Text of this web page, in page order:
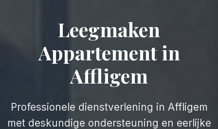
Leegmaken
Appartement in
Affligem
Professionele dienstverlening in Affligem
met deskundige ondersteuning en eerlijke